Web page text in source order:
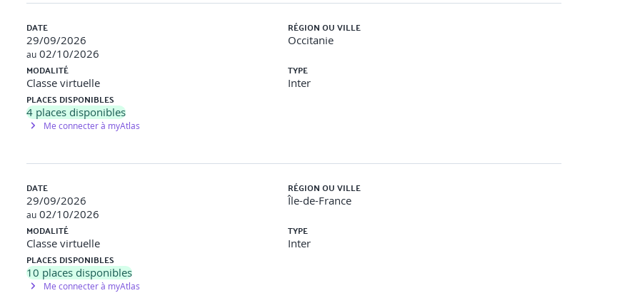
et de l'interaction.
3D.
points, diagrammes d'inselberg.
full zoom.
ressort.
de données.
DATE
29/09/2026
au 02/10/2026
RÉGION OU VILLE
Occitanie
MODALITÉ
Classe virtuelle
TYPE
Inter
PLACES DISPONIBLES
4 places disponibles
Me connecter à myAtlas
DATE
29/09/2026
au 02/10/2026
RÉGION OU VILLE
Île-de-France
MODALITÉ
Classe virtuelle
TYPE
Inter
PLACES DISPONIBLES
10 places disponibles
Me connecter à myAtlas